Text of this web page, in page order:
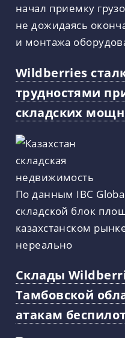
начал приемку
не дожидаясь
и монтажа
Wildberries
трудностями
складских
По данным IBC
складской блок
казахстанском
нереально
Склады
Тамбовской
атакам